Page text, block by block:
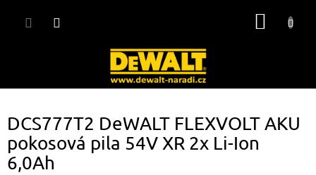
DCS777T2 DeWALT FLEXVOLT AKU
pokosová pila 54V XR 2x Li-Ion
6,0Ah